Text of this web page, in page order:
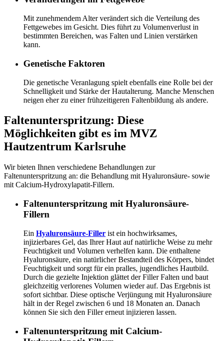
Mit zunehmendem Alter verändert sich die Verteilung des
Fettgewebes im Gesicht. Dies führt zu Volumenverlust in
bestimmten Bereichen, was Falten und Linien verstärken
kann.
Genetische Faktoren
Die genetische Veranlagung spielt ebenfalls eine Rolle bei der
Schnelligkeit und Stärke der Hautalterung. Manche Menschen
neigen eher zu einer frühzeitigeren Faltenbildung als andere.
Faltenunterspritzung: Diese
Möglichkeiten gibt es im MVZ
Hautzentrum Karlsruhe
Wir bieten Ihnen verschiedene Behandlungen zur
Faltenunterspritzung an: die Behandlung mit Hyaluronsäure- sowie
mit Calcium-Hydroxylapatit-Fillern.
Faltenunterspritzung mit Hyaluronsäure-
Fillern
Ein Hyaluronsäure-Filler ist ein hochwirksames,
injizierbares Gel, das Ihrer Haut auf natürliche Weise zu mehr
Feuchtigkeit und Volumen verhelfen kann. Die enthaltene
Hyaluronsäure, ein natürlicher Bestandteil des Körpers, bindet
Feuchtigkeit und sorgt für ein pralles, jugendliches Hautbild.
Durch die gezielte Injektion glättet der Filler Falten und baut
gleichzeitig verlorenes Volumen wieder auf. Das Ergebnis ist
sofort sichtbar. Diese optische Verjüngung mit Hyaluronsäure
hält in der Regel zwischen 6 und 18 Monaten an. Danach
können Sie sich den Filler erneut injizieren lassen.
Faltenunterspritzung mit Calcium-